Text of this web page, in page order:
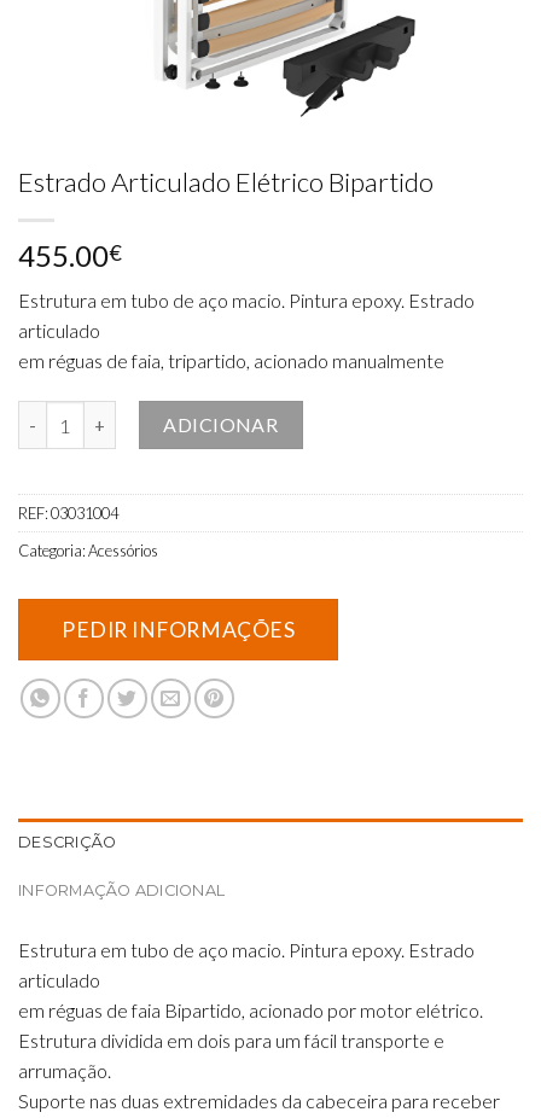
Estrado Articulado Elétrico Bipartido
455.00€
Estrutura em tubo de aço macio. Pintura epoxy. Estrado
articulado
em réguas de faia, tripartido, acionado manualmente
ADICIONAR
REF:03031004
Categoria:Acessórios
DESCRIÇÃO
INFORMAÇÃO ADICIONAL
Estrutura em tubo de aço macio. Pintura epoxy. Estrado
articulado
em réguas de faia Bipartido, acionado por motor elétrico.
Estrutura dividida em dois para um fácil transporte e
arrumação.
Suporte nas duas extremidades da cabeceira para receber